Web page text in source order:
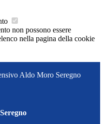
non possono essere
nella pagina della cookie
Aldo Moro Seregno